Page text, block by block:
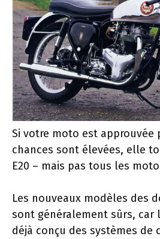
Si votre moto est approuvée
chances sont élevées, elle
E20 – mais pas tous les
Les nouveaux modèles des
sont généralement sûrs, car
déjà conçu des systèmes de